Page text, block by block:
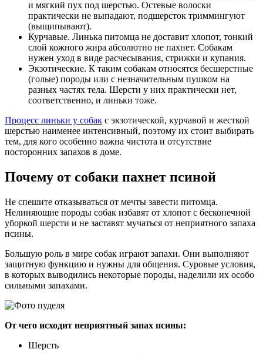
и мягкий пух под шерстью. Остевые волоски
практически не выпадают, подшерсток триммингуют
(выщипывают).
Курчавые. Линька питомца не доставит хлопот, тонкий
слой кожного жира абсолютно не пахнет. Собакам
нужен уход в виде расчесывания, стрижки и купания.
Экзотические. К таким собакам относятся бесшерстные
(голые) породы или с незначительным пушком на
разных частях тела. Шерсти у них практически нет,
соответственно, и линьки тоже.
Процесс линьки у собак с экзотической, курчавой и жесткой
шерстью наименее интенсивный, поэтому их стоит выбирать
тем, для кого особенно важна чистота и отсутствие
посторонних запахов в доме.
Почему от собаки пахнет псиной
Не спешите отказываться от мечты завести питомца.
Нелиняющие породы собак избавят от хлопот с бесконечной
уборкой шерсти и не заставят мучаться от неприятного запаха
псины.
Большую роль в мире собак играют запахи. Они выполняют
защитную функцию и нужны для общения. Суровые условия,
в которых выводились некоторые породы, наделили их особо
сильными запахами.
От чего исходит неприятный запах псины:
Шерсть